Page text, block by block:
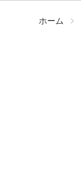
ホーム